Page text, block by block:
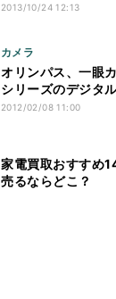
2013/10/24 12:13
カメラ
オリンパス、一眼
シリーズのデジタ
2012/02/08 11:00
家電買取おすすめ
売るならどこ？